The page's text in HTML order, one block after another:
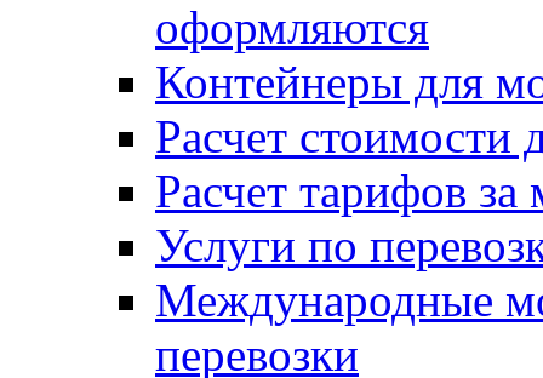
оформляются
Контейнеры для
Расчет стоимости
Расчет тарифов за
Услуги по
Международные
перевозки